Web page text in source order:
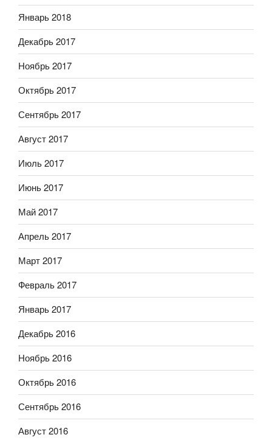
Январь 2018
Декабрь 2017
Ноябрь 2017
Октябрь 2017
Сентябрь 2017
Август 2017
Июль 2017
Июнь 2017
Май 2017
Апрель 2017
Март 2017
Февраль 2017
Январь 2017
Декабрь 2016
Ноябрь 2016
Октябрь 2016
Сентябрь 2016
Август 2016